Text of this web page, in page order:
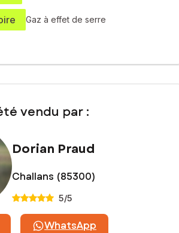
Gaz à effet de serre
vendu par :
Dorian Praud
Challans (85300)
5/5
WhatsApp